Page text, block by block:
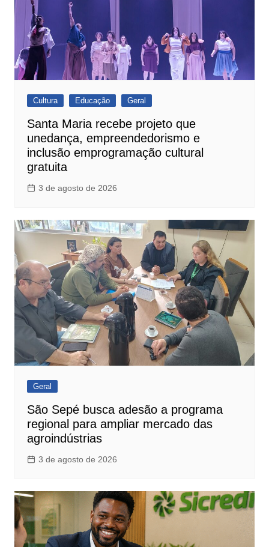
Cultura Educação Geral
Santa Maria recebe projeto que
unedança, empreendedorismo e
inclusão emprogramação cultural
gratuita
3 de agosto de 2026
Geral
São Sepé busca adesão a programa
regional para ampliar mercado das
agroindústrias
3 de agosto de 2026